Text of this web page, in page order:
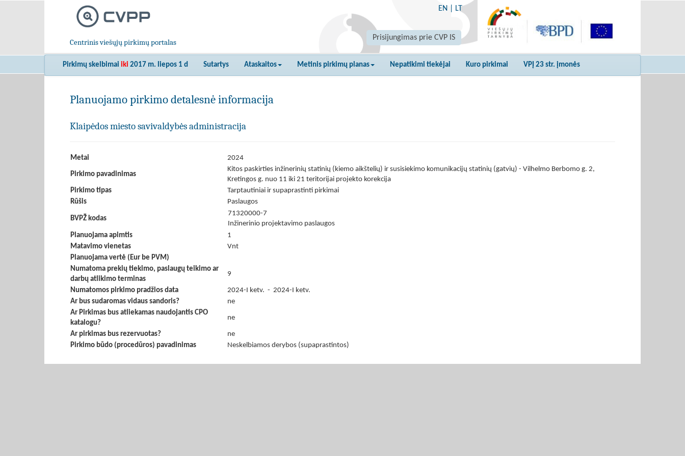
Centrinis viešųjų pirkimų portalas
EN LT
Prisijungimas prie CVP IS
Pirkimų skelbimai iki 2017 m. liepos 1 d Sutartys Ataskaitos Metinis pirkimų planas Nepatikimi tiekėjai Kuro pirkimai VPĮ 23 str. įmonės
Planuojamo pirkimo detalesnė informacija
Klaipėdos miesto savivaldybės administracija
Metai 2024
Pirkimo pavadinimas
Kitos paskirties inžinerinių statinių (kiemo aikštelių) ir susisiekimo komunikacijų statinių (gatvių) - Vilhelmo Berbomo g. 2,
Kretingos g. nuo 11 iki 21 teritorijai projekto korekcija
Pirkimo tipas
Tarptautiniai ir supaprastinti pirkimai
Rūšis
Paslaugos
BVPŽ kodas
71320000-7
Inžinerinio projektavimo paslaugos
Planuojama apimtis
1
Matavimo vienetas
Vnt
Planuojama vertė (Eur be PVM)
Numatoma prekių tiekimo, paslaugų teikimo ar
darbų atlikimo terminas
9
Numatomos pirkimo pradžios data
2024-I ketv. - 2024-I ketv.
Ar bus sudaromas vidaus sandoris?
ne
Ar Pirkimas bus atliekamas naudojantis CPO
katalogu?
ne
Ar pirkimas bus rezervuotas?
ne
Pirkimo būdo (procedūros) pavadinimas
Neskelbiamos derybos (supaprastintos)